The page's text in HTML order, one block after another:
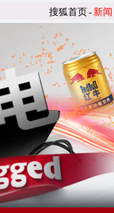
搜狐首页-新闻